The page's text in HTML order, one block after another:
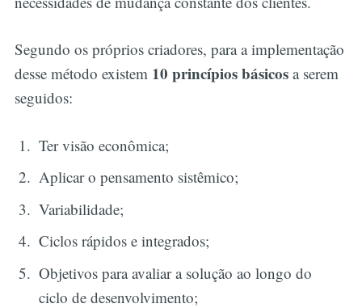
Segundo os próprios criadores, para a implementação
desse método existem 10 princípios básicosa serem
seguidos:
Ter visão econômica;
Aplicar o pensamento sistêmico;
Variabilidade;
Ciclos rápidos e integrados;
Objetivos para avaliar a solução ao longo do
ciclo de desenvolvimento;